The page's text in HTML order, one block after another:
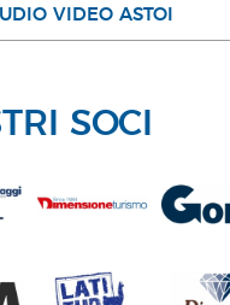
VIDEO ASTOI
SOCI